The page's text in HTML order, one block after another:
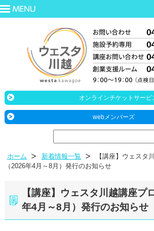
オンラインチケットサービ
webメンバーズ
ホーム 新着情報一覧
【講座】ウェスタ
（2026年4月～8月）発行のお知らせ
【講座】ウェスタ川越講座プ
年4月～8月）発行のお知らせ